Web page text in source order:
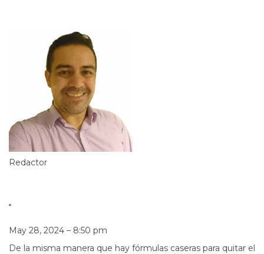
Redactor
May 28, 2024 – 8:50 pm
De la misma manera que hay fórmulas caseras para quitar el